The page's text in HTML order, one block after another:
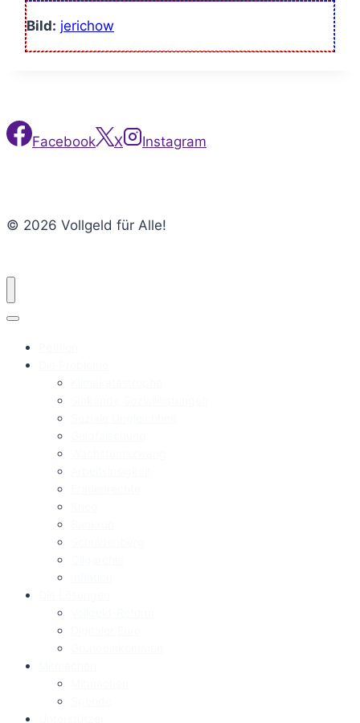
Bild: jerichow
Facebook X Instagram
© 2026 Vollgeld für Alle!